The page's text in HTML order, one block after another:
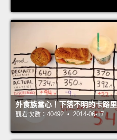
外食族當心！下落不明的卡路里
觀看次數：40492 • 2014-06-17